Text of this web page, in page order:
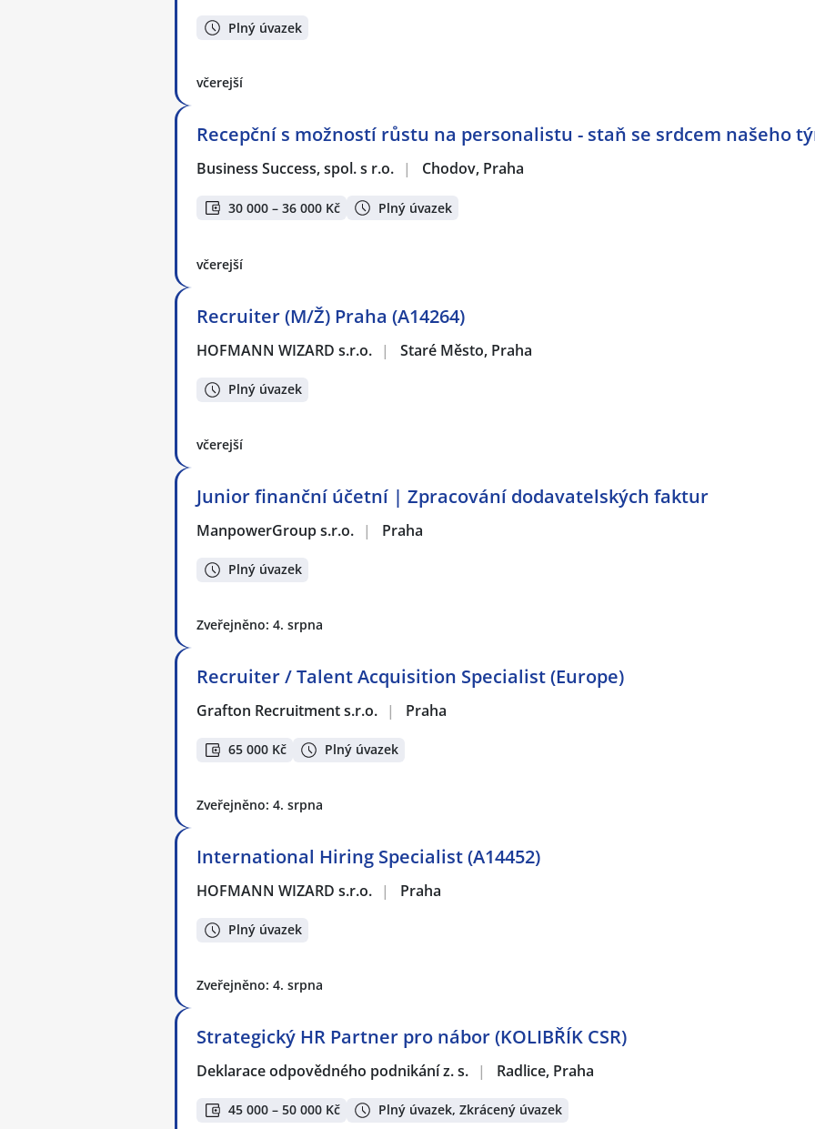
Plný úvazek
včerejší
Recepční s možností růstu na personalistu - staň se srdcem našeho
Business Success, spol. s r.o. | Chodov, Praha
30 000 – 36 000 Kč Plný úvazek
včerejší
Recruiter (M/Ž) Praha (A14264)
HOFMANN WIZARD s.r.o. | Staré Město, Praha
Plný úvazek
včerejší
Junior finanční účetní | Zpracování dodavatelských faktur
ManpowerGroup s.r.o. | Praha
Plný úvazek
Zveřejněno: 4. srpna
Recruiter / Talent Acquisition Specialist (Europe)
Grafton Recruitment s.r.o. | Praha
65 000 Kč Plný úvazek
Zveřejněno: 4. srpna
International Hiring Specialist (A14452)
HOFMANN WIZARD s.r.o. | Praha
Plný úvazek
Zveřejněno: 4. srpna
Strategický HR Partner pro nábor (KOLIBŘÍK CSR)
Deklarace odpovědného podnikání z. s. | Radlice, Praha
45 000 – 50 000 Kč Plný úvazek, Zkrácený úvazek